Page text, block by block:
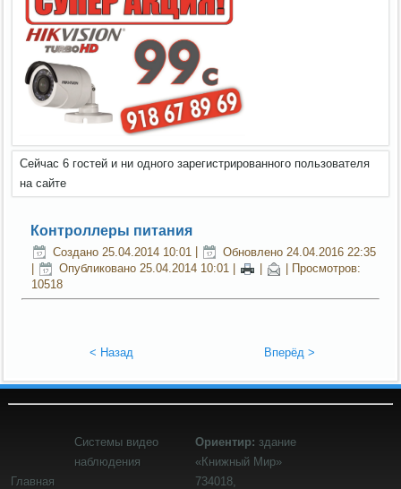
Сейчас 6 гостей и ни одного зарегистрированного пользователя
на сайте
Контроллеры питания
Создано 25.04.2014 10:01
Обновлено 24.04.2016 22:35
Опубликовано 25.04.2014 10:01
| Просмотров:
10518
< Назад Вперёд >
Главная
Системы видео
наблюдения
Ориентир: здание
«Книжный Мир»
734018,